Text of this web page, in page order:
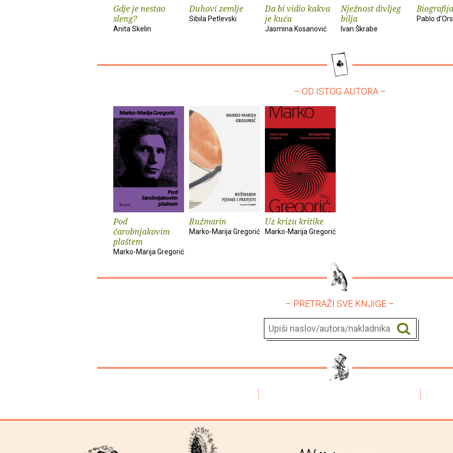
Gdje je nestao
sleng?
Anita Skelin
Duhovi zemlje
Sibila Petlevski
Da bi vidio kakva
je kuća
Jasmina Kosanović
Nježnost divljeg
bilja
Ivan Škrabe
Pablo d’Ors
– OD ISTOG AUTORA –
Pod
čarobnjakovim
plaštem
Marko-Marija Gregorić
Ružmarin
Marko-Marija Gregorić
Uz krizu kritike
Marko-Marija Gregorić
– PRETRAŽI SVE KNJIGE –